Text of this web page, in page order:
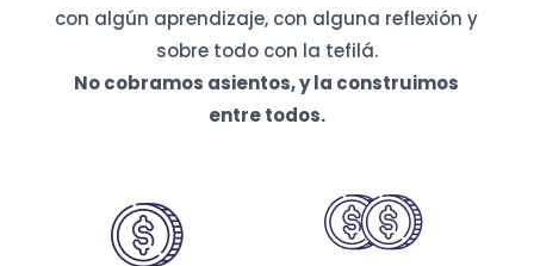
con algún aprendizaje, con alguna reflexión y
sobre todo con la tefilá.
No cobramos asientos, y la construimos
entre todos.